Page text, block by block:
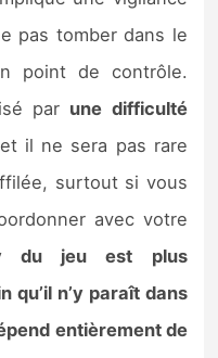
pas tomber dans le
point de contrôle.
par une difficulté
il ne sera pas rare
surtout si vous
avec votre
du jeu est plus
qu’il n’y paraît dans
entièrement de